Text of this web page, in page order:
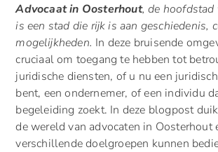
Advocaat in Oosterhout, de hoofdstad
is een stad die rijk is aan geschiedenis,
mogelijkheden. In deze bruisende
cruciaal om toegang te hebben tot
juridische diensten, of u nu een
bent, een ondernemer, of een individu
begeleiding zoekt. In deze blogpost
de wereld van advocaten in Oosterhout
verschillende doelgroepen kunnen